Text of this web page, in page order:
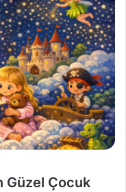
Güzel Çocuk